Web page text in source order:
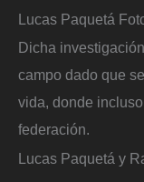
Lucas Paquetá
Dicha
campo dado que
vida, donde
federación.
Lucas Paquetá y